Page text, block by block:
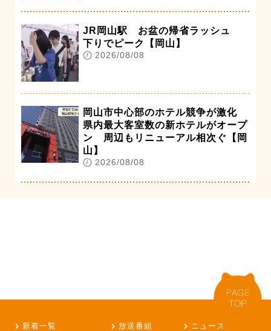
JR岡山駅 お盆の帰省ラッシュ
下りでピーク【岡山】
2026/08/08
岡山市中心部のホテル競争が激化
県内最大客室数の新ホテルがオープ
ン 周辺もリニューアル相次ぐ【岡
山】
2026/08/08
新着一覧 放送番組
ニュース